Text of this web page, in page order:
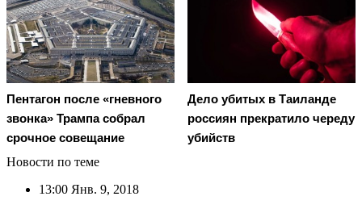
Пентагон после «гневного
звонка» Трампа собрал
срочное совещание
Дело убитых в Таиланде
россиян прекратило череду
убийств
Новости по теме
13:00 Янв. 9, 2018